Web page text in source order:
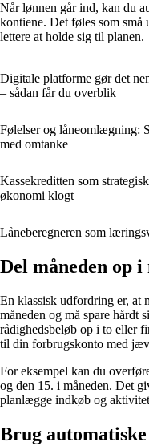
Når lønnen går ind, kan du
kontiene. Det føles som
lettere at holde sig til planen.
Digitale platforme gør det
– sådan får du overblik
Følelser og låneomlægning:
med omtanke
Kassekreditten som
økonomi klogt
Låneberegneren som
Del måneden op
En klassisk udfordring er, at
måneden og må spare hårdt
rådighedsbeløb op i to eller
til din forbrugskonto med
For eksempel kan du
og den 15. i måneden. Det
planlægge indkøb og
Brug